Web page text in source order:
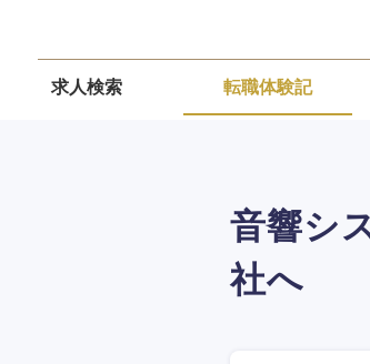
求人検索 転職体験記
音響シ
社へ